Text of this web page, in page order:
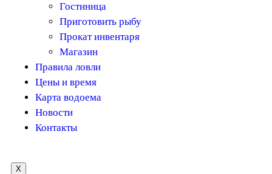
Гостиница
Приготовить рыбу
Прокат инвентаря
Магазин
Правила ловли
Цены и время
Карта водоема
Новости
Контакты
X